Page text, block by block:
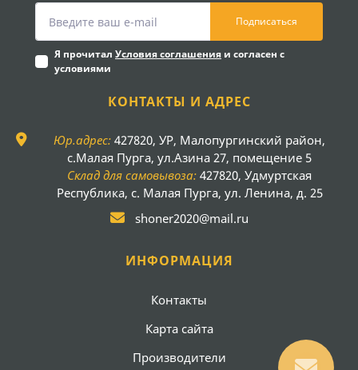
Подписаться
Я прочитал Условия соглашения и согласен с
условиями
КОНТАКТЫ И АДРЕС
Юр.адрес: 427820, УР, Малопургинский район,
с.Малая Пурга, ул.Азина 27, помещение 5
Склад для самовывоза: 427820, Удмуртская
Республика, с. Малая Пурга, ул. Ленина, д. 25
shoner2020@mail.ru
ИНФОРМАЦИЯ
Контакты
Карта сайта
Производители